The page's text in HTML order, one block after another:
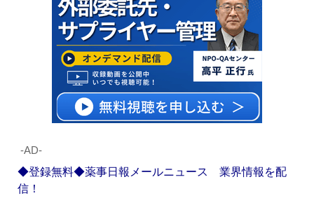
‐AD‐
◆登録無料◆薬事日報メールニュース 業界情報を配
信！